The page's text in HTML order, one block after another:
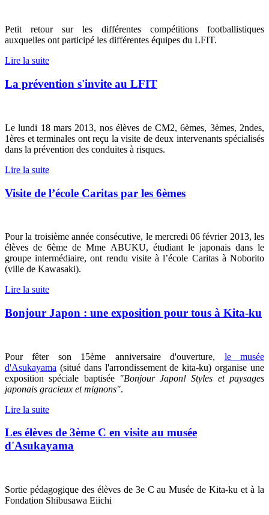
Petit retour sur les différentes compétitions footballistiques
auxquelles ont participé les différentes équipes du LFIT.
Lire la suite
La prévention s'invite au LFIT
Le lundi 18 mars 2013, nos élèves de CM2, 6èmes, 3èmes, 2ndes,
1ères et terminales ont reçu la visite de deux intervenants spécialisés
dans la prévention des conduites à risques.
Lire la suite
Visite de l’école Caritas par les 6èmes
Pour la troisième année consécutive, le mercredi 06 février 2013, les
élèves de 6ème de Mme ABUKU, étudiant le japonais dans le
groupe intermédiaire, ont rendu visite à l’école Caritas à Noborito
(ville de Kawasaki).
Lire la suite
Bonjour Japon : une exposition pour tous à Kita-ku
Pour fêter son 15ème anniversaire d'ouverture, le musée
d'Asukayama (situé dans l'arrondissement de kita-ku) organise une
exposition spéciale baptisée "Bonjour Japon! Styles et paysages
japonais gracieux et mignons".
Lire la suite
Les élèves de 3ème C en visite au musée
d'Asukayama
Sortie pédagogique des élèves de 3e C au Musée de Kita-ku et à la
Fondation Shibusawa Eiichi